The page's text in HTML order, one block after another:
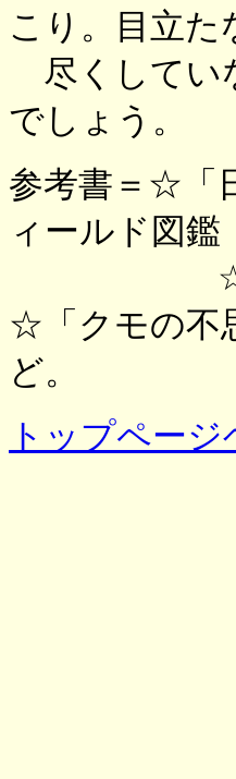
こり。目立た
尽くしてい
でしょう。
参考書＝☆「
ィールド図
☆「クモ
☆「クモの不
ど。
トップページ